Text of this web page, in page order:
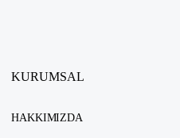
KURUMSAL
HAKKIMIZDA